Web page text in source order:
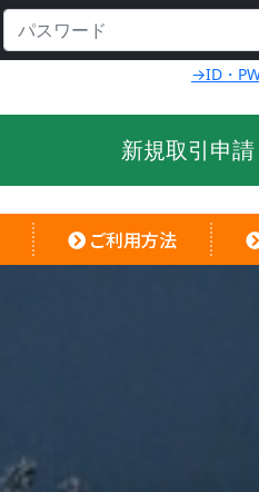
→ID・
新規取引申請
ご利用方法